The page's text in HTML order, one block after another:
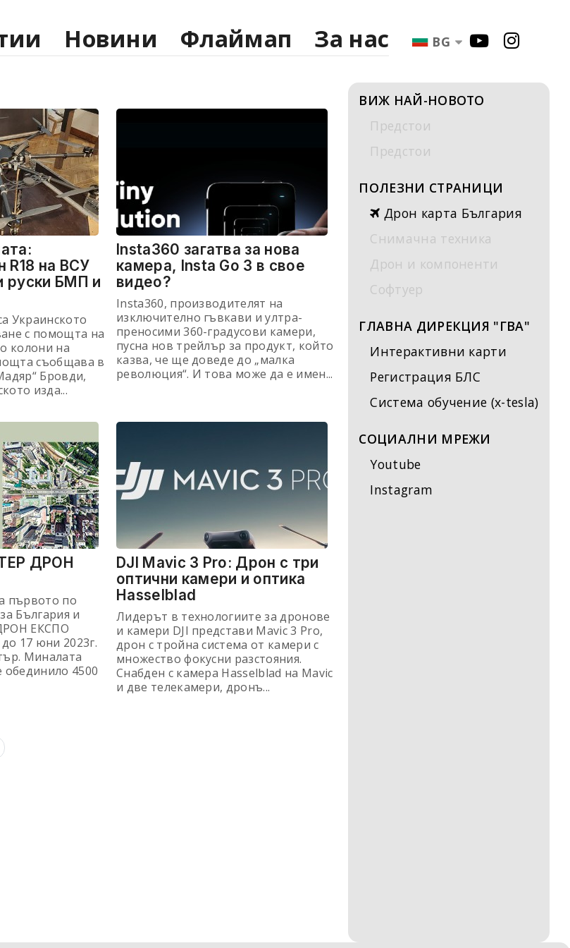
Новини Флаймап За нас BG
R18 на ВСУ
руски БМП и
Украинското
с помощта на
колони на
съобщава в
Бровди,
изда...
Insta360 загатва за нова
камера, Insta Go 3 в свое
видео?
Insta360, производителят на
изключително гъвкави и ултра-
преносими 360-градусови камери,
пусна нов трейлър за продукт, който
казва, че ще доведе до „малка
революция“. И това може да е имен...
ДРОН
първото по
България и
ЕКСПО
17 юни 2023г.
Миналата
обединило 4500
DJI Mavic 3 Pro: Дрон с три
оптични камери и оптика
Hasselblad
Лидерът в технологиите за дронове
и камери DJI представи Mavic 3 Pro,
дрон с тройна система от камери с
множество фокусни разстояния.
Снабден с камера Hasselblad на Mavic
и две телекамери, дронъ...
ВИЖ НАЙ-НОВОТО
Предстои
Предстои
ПОЛЕЗНИ СТРАНИЦИ
Дрон карта България
Снимачна техника
Дрон и компоненти
Софтуер
ГЛАВНА ДИРЕКЦИЯ "ГВА"
Интерактивни карти
Регистрация БЛС
Система обучение (x-tesla)
СОЦИАЛНИ МРЕЖИ
Youtube
Instagram